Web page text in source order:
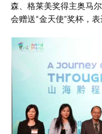
森、格莱美奖得主奥马
会赠送“金天使”奖杯，